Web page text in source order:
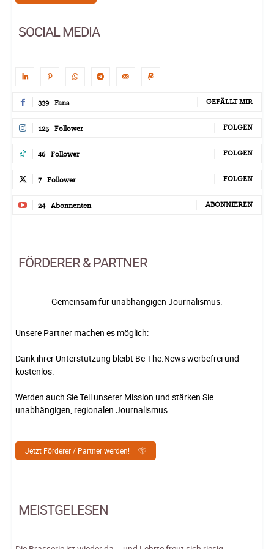
SOCIAL MEDIA
339 Fans GEFÄLLT MIR
125 Follower FOLGEN
46 Follower FOLGEN
7 Follower FOLGEN
24 Abonnenten ABONNIEREN
FÖRDERER & PARTNER
Gemeinsam für unabhängigen Journalismus.
Unsere Partner machen es möglich:
Dank ihrer Unterstützung bleibt Be-The.News werbefrei und
kostenlos.
Werden auch Sie Teil unserer Mission und stärken Sie
unabhängigen, regionalen Journalismus.
Jetzt Förderer / Partner werden!
MEISTGELESEN